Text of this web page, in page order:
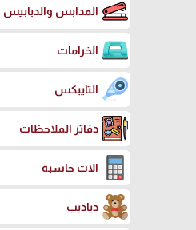
المدابس والدبابيس
الخرامات
التايبكس
دفاتر الملاحظات
الات حاسبة
دباديب